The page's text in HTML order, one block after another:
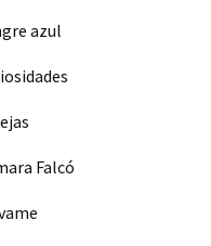
azul
Falcó